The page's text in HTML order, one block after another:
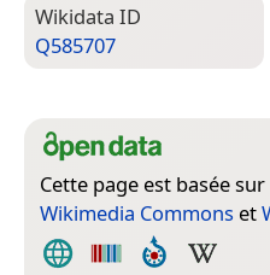
Wiki­data ID
Q585707
Cette page est basée sur
Wikimedia Commons et